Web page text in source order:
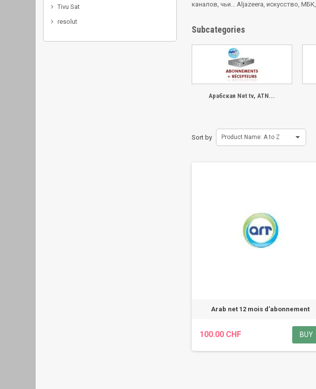
Tivu Sat
resolut
каналов, чьи... Aljazeera, искусство, МБК,
Subcategories
Арабская Net tv, ATN...
Sort by Product Name: A to Z
Arab net 12 mois d'abonnement
100.00 CHF BUY